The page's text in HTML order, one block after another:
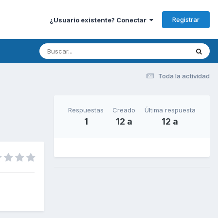
¿Usuario existente? Conectar Registrar
Toda la actividad
Respuestas
1
Creado
12 a
Última respuesta
12 a